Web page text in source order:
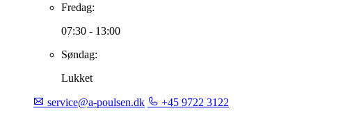
Fredag:
07:30 - 13:00
Søndag:
Lukket
service@a-poulsen.dk +45 9722 3122